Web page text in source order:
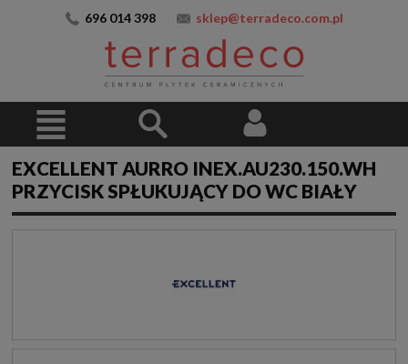
696 014 398 sklep@terradeco.com.pl
EXCELLENT AURRO INEX.AU230.150.WH
PRZYCISK SPŁUKUJĄCY DO WC BIAŁY